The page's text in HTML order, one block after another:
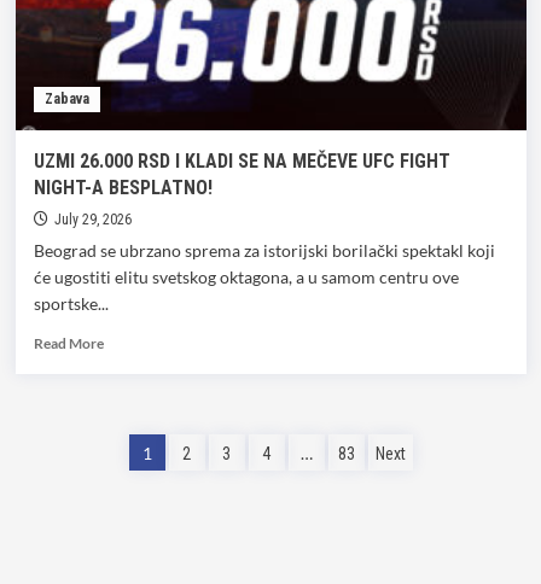
a
ne
zbog
političkih
spekulacija
Zabava
UZMI 26.000 RSD I KLADI SE NA MEČEVE UFC FIGHT
NIGHT-A BESPLATNO!
July 29, 2026
Beograd se ubrzano sprema za istorijski borilački spektakl koji
će ugostiti elitu svetskog oktagona, a u samom centru ove
sportske...
Read MoreRead
26.000
Posts
1 2 3 4 … 83 Next